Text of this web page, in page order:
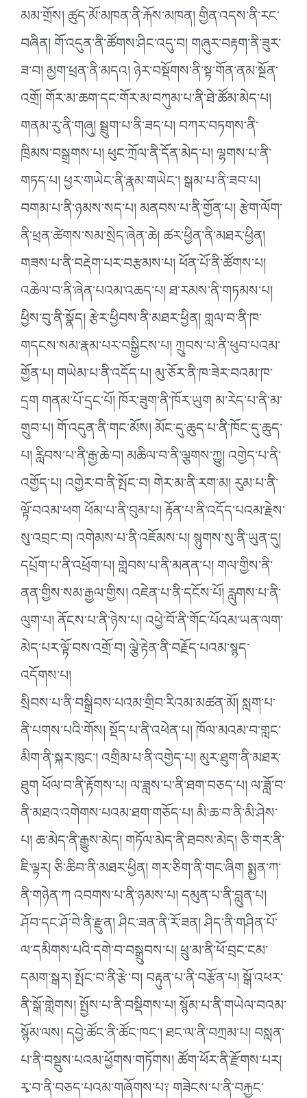
མམ་གྲོས། ཚུད་མོ་མཁན་ནི་རྐོས་མཁན། གྱིན་འདས་ནི་རང་
བཞིན། གོ་འདུན་ནི་ཚོགས་ཤིང་འདུ་བ། གཞུར་བརྟག་ནི་ཟུར་
ཟ་བ། མྱག་ཕྲན་ནི་མདའ། ཉེར་བསྡོགས་ནི་སྟ་གོན་ནམ་སྔོན་
འགྲོ། གོར་མ་ཆག་དང་གོར་མ་བཀུམ་པ་ནི་ཐེ་ཚོམ་མེད་པ།
གནམ་རུ་ནི་གཞུ། སྦྲུག་པ་ནི་ཟད་པ། བཀར་བཏགས་ནི་
ཁྲིམས་བསྒྲགས་པ། ཕུང་ཀྲོལ་ནི་དོན་མེད་པ། ལྷགས་པ་ནི་
གཏད་པ། ཕྱར་གཡེང་ནི་རྣམ་གཡེང༌། སྒམ་པ་ནི་ཟབ་པ།
བགམ་པ་ནི་ཉམས་སད་པ། མནབས་པ་ནི་གྱོན་པ། རྩེག་ལོག་
ནི་ཕྲན་ཚེགས་སམ་སྲེད་ཞེན་ཆེ། ཚར་ཕྱིན་ནི་མཐར་ཕྱིན།
གཟས་པ་ནི་བརྡེག་པར་བརྩམས་པ། ཕོན་པོ་ནི་ཚོགས་པ།
འཆེལ་བ་ནི་ཞེན་པའམ་འཆད་པ། ཐ་རམས་ནི་གཏམས་པ།
ཕྱིས་བུ་ནི་སྣོད། རྩེར་ཕྱིབས་ནི་མཐར་ཕྱིན། གླལ་བ་ནི་ཁ་
གདངས་སམ་རྣམ་པར་བསྒྱིངས་པ། ཀྲུབས་པ་ནི་ཕུབ་པའམ་
གྱོན་པ། གཡེམ་པ་ནི་འདོད་པ། མུ་ཅོར་ནི་ཁ་ཟེར་བའམ་ཁ་
དྲག གནམ་པོ་དྲང་པོ། ཁོར་ཟུག་ནི་ཁོར་ཡུག མ་རེད་པ་ནི་མ་
གྲུབ་པ། གོ་འདུན་ནི་གང་མོས། མོང་དུ་ཆུད་པ་ནི་ཁོང་དུ་ཆུད་
པ། རླིབས་པ་ནི་རྒྱ་ཆེ་བ། མཆིལ་བ་ནི་ལྕགས་ཀྱུ། འགྱེད་པ་ནི་
འགྱོད་པ། འགྱེར་བ་ནི་སྤོང་བ། གེར་མ་ནི་རག་མ། རུམ་པ་ནི་
ལྟོ་བའམ་ཕག ཕོམ་པ་ནི་བུམ་པ། རྟོན་པ་ནི་འདོད་པའམ་རྗེས་
སུ་འབྲང་བ། འགེམས་པ་ནི་འཇོམས་པ། སྙུགས་སུ་ནི་ཡུན་དུ།
དཔྲོག་པ་ནི་འཕྲོག་པ། གླེབས་པ་ནི་མནན་པ། གལ་གྱིས་ནི་
ནན་གྱིས་སམ་རྒྱལ་གྱིས། འཇེན་པ་ནི་དངོས་པོ། རླུགས་པ་ནི་
ལུག་པ། ནོངས་པ་ནི་ཉེས་པ། འཕྱེ་བོ་ནི་གོང་པོའམ་ཡན་ལག་
མེད་པར་ལྟོ་བས་འགྲོ་བ། ལྕེ་རྟེན་ནི་བརྗོད་པའམ་སྙད་
འདོགས་པ།
སྲིབས་པ་ནི་བསྒྲིབས་པའམ་གྲིབ་རིའམ་མཚན་མོ། སླག་པ་
ནི་པགས་པའི་གོས། སྡོད་པ་ནི་འཕེན་པ། ཁོལ་མའམ་བ་གླང་
མིག་ནི་སྐར་ཁུང༌། འགྲིམ་པ་ནི་འགྱེད་པ། མུར་ཐུག་ནི་མཐར་
ཐུག ཕོལ་བ་ནི་རྟོགས་པ། ལ་ཟླས་པ་ནི་ཐག་བཅད་པ། ལ་ཟློ་བ་
ནི་མཐའ་འགེགས་པའམ་ཐག་གཅོད་པ། མི་ཆ་བ་ནི་མི་ཤེས་
པ། ཆ་མེད་ནི་རྒྱུས་མེད། གཏོལ་མེད་ནི་ཐབས་མེད། ཅི་གར་ནི་
ཇི་ལྟར། ཅི་ཆིབ་ནི་མཐར་ཕྱིན། གར་ཅིག་ནི་གང་ཞིག སྨྱན་ཀ་
ནི་གཉེན་ཀ འབགས་པ་ནི་ཉམས་པ། དམུན་པ་ནི་བླུན་པ།
ཤོབ་དང་ཤོ་བེ་ནི་རྫུན། ཤིང་ཟན་ནི་རོ་ཟན། ཤིད་ནི་གཤིན་པོ་
ལ་དམིགས་པའི་དགེ་བ་བསྒྲུབས་པ། ཕྲུ་མ་ནི་ཕོ་བྲང་ངམ་
དམག་སྒར། སྤོང་བ་ནི་རྩེ་བ། བརྟུན་པ་ནི་བརྩོན་པ། སྒོ་འཕར་
ནི་སྒོ་གླེགས། སྤྱོས་པ་ནི་བསྡིགས་པ། སྙོམ་པ་ནི་གཡེལ་བའམ་
སྙོམ་ལས། དབྱེ་ཚོང་ནི་ཚོང་ཁང༌། ཐང་ལ་ནི་བཀྲམ་པ། བསླན་
པ་ནི་བསྡུས་པའམ་ཕྱོགས་གཏོགས། ཚོག་ཕོར་ནི་རྫོགས་པར།